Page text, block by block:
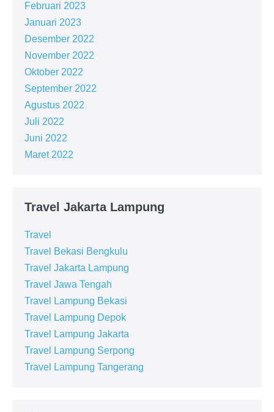
Februari 2023
Januari 2023
Desember 2022
November 2022
Oktober 2022
September 2022
Agustus 2022
Juli 2022
Juni 2022
Maret 2022
Travel Jakarta Lampung
Travel
Travel Bekasi Bengkulu
Travel Jakarta Lampung
Travel Jawa Tengah
Travel Lampung Bekasi
Travel Lampung Depok
Travel Lampung Jakarta
Travel Lampung Serpong
Travel Lampung Tangerang